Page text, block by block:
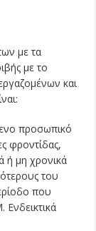
με τα
με το
και
προσωπικό
φροντίδας,
ή μη χρονικά
του
που